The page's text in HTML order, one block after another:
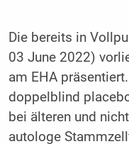
Die bereits in
03 June 2022)
am EHA
doppelblind
bei älteren und
autologe